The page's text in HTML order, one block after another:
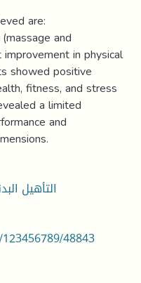
are:
and
in physical
showed positive
fitness, and stress
a limited
and
التأهيل
48843